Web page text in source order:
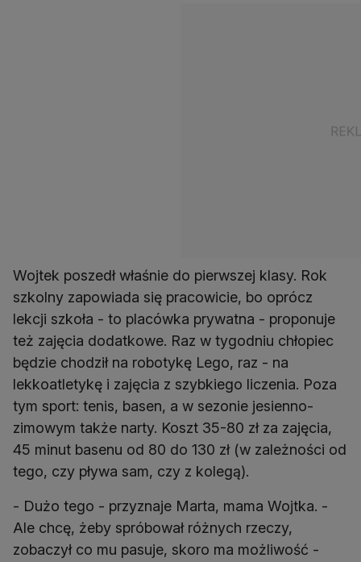
Wojtek poszedł właśnie do pierwszej klasy. Rok
szkolny zapowiada się pracowicie, bo oprócz
lekcji szkoła - to placówka prywatna - proponuje
też zajęcia dodatkowe. Raz w tygodniu chłopiec
będzie chodził na robotykę Lego, raz - na
lekkoatletykę i zajęcia z szybkiego liczenia. Poza
tym sport: tenis, basen, a w sezonie jesienno-
zimowym także narty. Koszt 35-80 zł za zajęcia,
45 minut basenu od 80 do 130 zł (w zależności od
tego, czy pływa sam, czy z kolegą).
- Dużo tego - przyznaje Marta, mama Wojtka. -
Ale chcę, żeby spróbował różnych rzeczy,
zobaczył co mu pasuje, skoro ma możliwość -